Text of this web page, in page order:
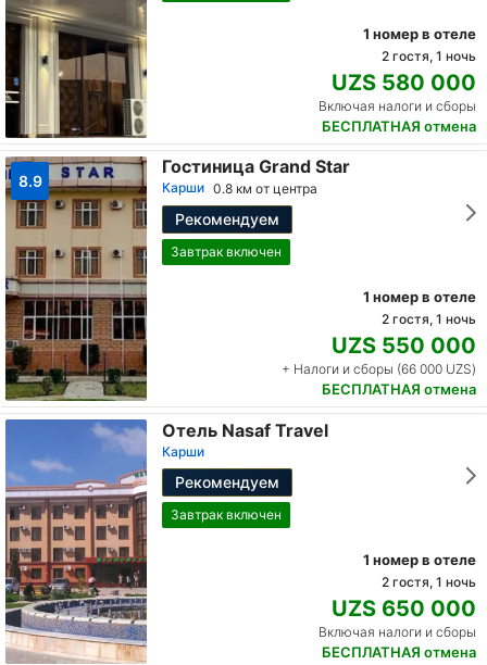
1 номер в отеле
2 гостя, 1 ночь
UZS 580 000
Включая налоги и сборы
БЕСПЛАТНАЯ отмена
8.9
Гостиница Grand Star
Карши 0.8 км от центра
Рекомендуем
Завтрак включен
1 номер в отеле
2 гостя, 1 ночь
UZS 550 000
+ Налоги и сборы (66 000 UZS)
БЕСПЛАТНАЯ отмена
Отель Nasaf Travel
Карши
Рекомендуем
Завтрак включен
1 номер в отеле
2 гостя, 1 ночь
UZS 650 000
Включая налоги и сборы
БЕСПЛАТНАЯ отмена